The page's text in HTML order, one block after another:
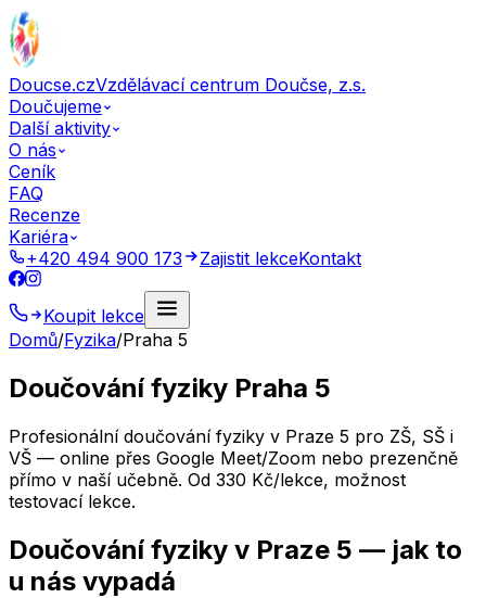
Doucse.czVzdělávací centrum Doučse, z.s.
Doučujeme
Další aktivity
O nás
Ceník
FAQ
Recenze
Kariéra
+420 494 900 173
Zajistit lekceKontakt
Koupit lekce
Domů/Fyzika/Praha 5
Doučování fyziky Praha 5
Profesionální doučování fyziky v Praze 5 pro ZŠ, SŠ i
VŠ — online přes Google Meet/Zoom nebo prezenčně
přímo v naší učebně. Od 330 Kč/lekce, možnost
testovací lekce.
Doučovánífyziky v Praze 5 — jak to
u nás vypadá